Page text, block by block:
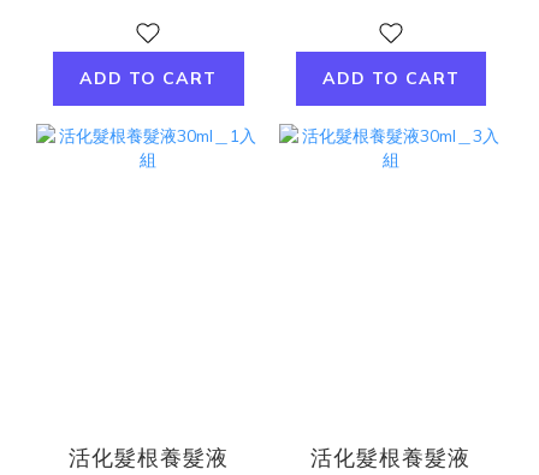
ADD TO CART ADD TO CART
活化髮根養髮液
活化髮根養髮液